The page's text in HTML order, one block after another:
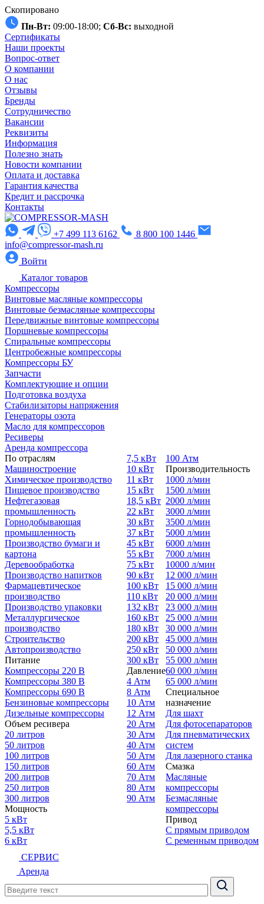
Скопировано
Пн-Вт: 09:00-18:00; Сб-Вс: выходной
Сертификаты
Наши проекты
Вопрос-ответ
О компании
О нас
Отзывы
Бренды
Сотрудничество
Вакансии
Реквизиты
Информация
Полезно знать
Новости компании
Оплата и доставка
Гарантия качества
Кредит и рассрочка
Контакты
+7 499 113 6162
8 800 100 1446
info@compressor-mash.ru
Войти
Каталог товаров
Компрессоры
Винтовые масляные компрессоры
Винтовые безмасляные компрессоры
Передвижные винтовые компрессоры
Поршневые компрессоры
Спиральные компрессоры
Центробежные компрессоры
Компрессоры БУ
Запчасти
Комплектующие и опции
Подготовка воздуха
Стабилизаторы напряжения
Генераторы озота
Масло для компрессоров
Ресиверы
Аренда компрессора
По отраслям
Машиностроение
Химическое производство
Пищевое производство
Нефтегазовая
промышленность
Горнодобывающая
промышленность
Производство бумаги и
картона
Деревообработка
Производство напитков
Фармацевтическое
производство
Производство упаковки
Металлургическое
производство
Строительство
Автопроизводство
Питание
Компрессоры 220 В
Компрессоры 380 В
Компрессоры 690 В
Бензиновые компрессоры
Дизельные компрессоры
Объем ресивера
20 литров
50 литров
100 литров
150 литров
200 литров
250 литров
300 литров
Мощность
5 кВт
5,5 кВт
6 кВт
7,5 кВт
10 кВт
11 кВт
15 кВт
18,5 кВт
22 кВт
30 кВт
37 кВт
45 кВт
55 кВт
75 кВт
90 кВт
100 кВт
110 кВт
132 кВт
160 кВт
180 кВт
200 кВт
250 кВт
300 кВт
Давление
4 Атм
8 Атм
10 Атм
12 Атм
20 Атм
30 Атм
40 Атм
50 Атм
60 Атм
70 Атм
80 Атм
90 Атм
100 Атм
Производительность
1000 л/мин
1500 л/мин
2000 л/мин
3000 л/мин
3500 л/мин
5000 л/мин
6000 л/мин
7000 л/мин
10000 л/мин
12 000 л/мин
15 000 л/мин
20 000 л/мин
23 000 л/мин
25 000 л/мин
30 000 л/мин
45 000 л/мин
50 000 л/мин
55 000 л/мин
60 000 л/мин
65 000 л/мин
Специальное
назначение
Для шахт
Для фотосепараторов
Для пневматических
систем
Для лазерного станка
Смазка
Масляные
компрессоры
Безмасляные
компрессоры
Привод
С прямым приводом
С ременным приводом
СЕРВИС
Аренда